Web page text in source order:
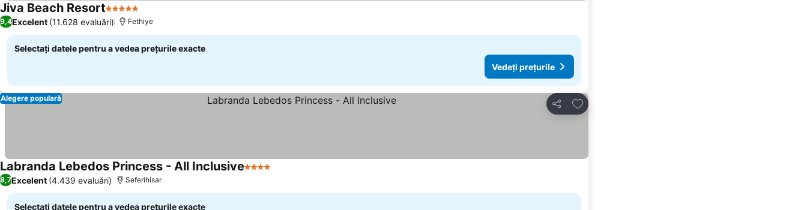
Jiva Beach Resort5 Stele
9,4Excelent (11.628 evaluări) Fethiye
Selectați datele pentru a vedea prețurile exacte
Vedeți prețurile
Distribuiți
Adăugaţi la favorite
Alegere populară
Labranda Lebedos Princess - All Inclusive4 Stele
8,7Excelent (4.439 evaluări) Seferihisar
Selectați datele pentru a vedea prețurile exacte